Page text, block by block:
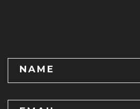
NAME